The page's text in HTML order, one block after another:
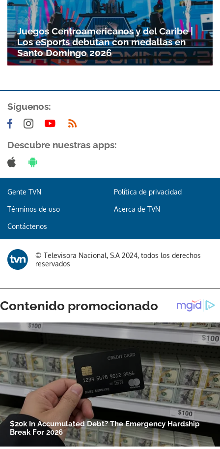
Gracias por suscribirte a nuestro boletín.
Juegos Centroamericanos y del Caribe |
Los eSports debutan con medallas en
Santo Domingo 2026
Síguenos:
Descubre nuestras apps:
Gente TVN Política de privacidad
Términos de uso Acerca de TVN
Contáctenos
© Televisora Nacional, S.A 2024, todos los derechos
reservados